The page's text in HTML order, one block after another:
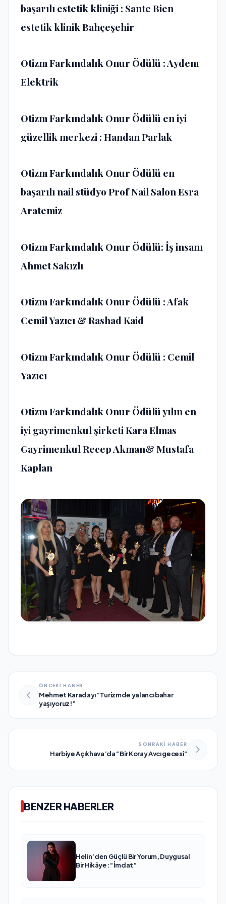
başarılı estetik kliniği : Sante Bien
estetik klinik Bahçeşehir
Otizm Farkındalık Onur Ödülü : Aydem
Elektrik
Otizm Farkındalık Onur Ödülü en iyi
güzellik merkezi : Handan Parlak
Otizm Farkındalık Onur Ödülü en
başarılı nail stüdyo Prof Nail Salon Esra
Aratemiz
Otizm Farkındalık Onur Ödülü: İş insanı
Ahmet Sakızlı
Otizm Farkındalık Onur Ödülü : Afak
Cemil Yazıcı & Rashad Kaid
Otizm Farkındalık Onur Ödülü : Cemil
Yazıcı
Otizm Farkındalık Onur Ödülü yılın en
iyi gayrimenkul şirketi Kara Elmas
Gayrimenkul Recep Akman& Mustafa
Kaplan
ÖNCEKİ HABER
Mehmet Karadayı “Turizmde yalancı bahar
yaşıyoruz!”
SONRAKİ HABER
Harbiye Açıkhava’da “Bir Koray Avcı gecesi”
BENZER HABERLER
Helin’den Güçlü Bir Yorum, Duygusal
Bir Hikâye: “İmdat”